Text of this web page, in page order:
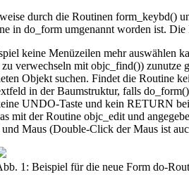
durch die Routinen form_keybd()
in do_form umgenannt worden ist. Die
keine Menüzeilen mehr auswählen
verwechseln mit objc_find()) zunutze
Objekt suchen. Findet die Routine
in der Baumstruktur, falls
UNDO-Taste und kein RETURN
mit der Routine objc_edit und
Maus (Double-Click der Maus ist
1: Beispiel für die neue Form do-